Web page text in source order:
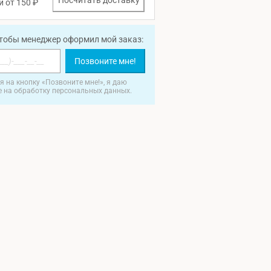
от 150 ₽
менеджер оформил мой заказ:
Позвоните мне!
на кнопку «Позвоните мне!», я даю
на обработку персональных данных.